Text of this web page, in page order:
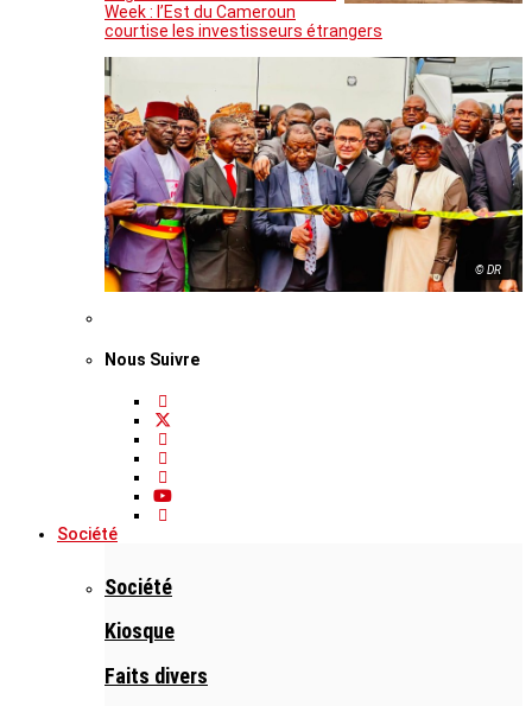
Week : l’Est du Cameroun
courtise les investisseurs étrangers
© DR
Nous Suivre
Société
Société
Kiosque
Faits divers